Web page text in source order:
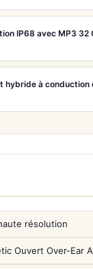
IP68 avec MP3 32
hybride à
résolution
Ouvert Over-Ear